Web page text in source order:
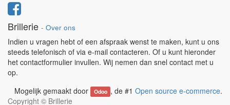
Brillerie - Over ons
Indien u vragen hebt of een afspraak wenst te maken, kunt u ons
steeds telefonisch of via e-mail contacteren. Of u kunt hieronder
het contactformulier invullen. Wij nemen dan snel contact met u
op.
Mogelijk gemaakt door Odoo , de #1 Open source e-commerce.
Copyright © Brillerie